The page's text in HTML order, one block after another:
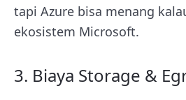
tapi Azure bisa menang
ekosistem Microsoft.
3. Biaya Storage &